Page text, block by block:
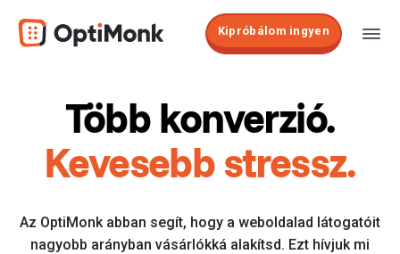
Kipróbálom ingyen
Több konverzió.
Kevesebb stressz.
Az OptiMonk abban segít, hogy a weboldalad látogatóit
nagyobb arányban vásárlókká alakítsd. Ezt hívjuk mi